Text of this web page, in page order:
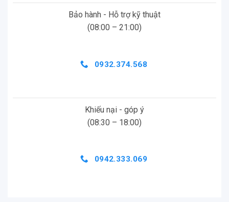
Bảo hành - Hỗ trợ kỹ thuật
(08:00 – 21:00)
0932.374.568
Khiếu nại - góp ý
(08:30 – 18:00)
0942.333.069